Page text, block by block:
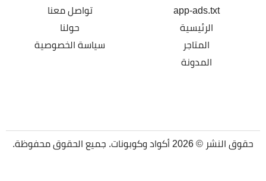
app-ads.txt
الرئيسية
المتاجر
المدونة
تواصل معنا
حولنا
سياسة الخصوصية
حقوق النشر © 2026 أكواد وكوبونات. جميع الحقوق محفوظة.